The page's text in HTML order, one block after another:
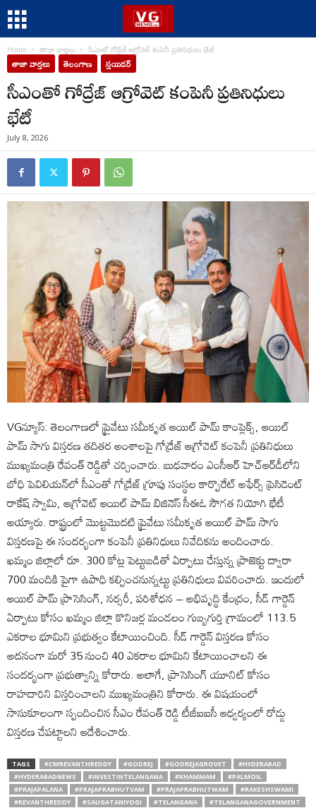
Home తాజా వార్తలు సీఎంతో గోద్రేజ్ ఆగ్రోవెట్ కంపెనీ ప్రతినిధులు భేటీ
తాజా వార్తలు తెలంగాణ స్లయిడర్
సీఎంతో గోద్రేజ్ ఆగ్రోవెట్ కంపెనీ ప్రతినిధులు
భేటీ
July 8, 2026
VGన్యూస్: తెలంగాణలో ప్రైవేటు సమీకృత ఆయిల్ పామ్ కాంప్లెక్స్, ఆయిల్
పామ్ సాగు విస్తరణ తదితర అంశాలపై గోద్రేజ్ ఆగ్రోవెట్ కంపెనీ ప్రతినిధులు
ముఖ్యమంత్రి రేవంత్ రెడ్డితో చర్చించారు. బుధవారం ఎంసీఆర్ హెచ్‌ఆర్‌డీలోని
బోధి పెవిలియన్‌లో సీఎంతో గోద్రేజ్ గ్రూపు సంస్థల కార్పొరేట్ అఫేర్స్ ప్రెసిడెంట్
రాకేష్ స్వామి, ఆగ్రోవెట్ ఆయిల్ పామ్ బిజినెస్ సీఈఓ సౌగత నియోగి భేటీ
అయ్యారు. రాష్ట్రంలో మొట్టమొదటి ప్రైవేటు సమీకృత ఆయిల్ పామ్ సాగు
విస్తరణపై ఈ సందర్భంగా కంపెనీ ప్రతినిధులు నివేదికను అందించారు.
ఖ‌మ్మం జిల్లాలో రూ. 300 కోట్ల పెట్టుబడితో ఏర్పాటు చేస్తున్న ప్రాజెక్టు ద్వారా
700 మందికి పైగా ఉపాధి కల్పించనున్నట్టు ప్రతినిధులు వివరించారు. ఇందులో
ఆయిల్ పామ్ ప్రాసెసింగ్, న‌ర్సరీ, పరిశోధన – అభివృద్ధి కేంద్రం, సీడ్ గార్డెన్
ఏర్పాటు కోసం ఖమ్మం జిల్లా కొనిజ‌ర్ల మండ‌లం గుబ్బగుర్తి గ్రామంలో 113.5
ఎక‌రాల భూమిని ప్రభుత్వం కేటాయించింది. సీడ్ గార్డెన్ విస్తరణ కోసం
అదనంగా మరో 35 నుంచి 40 ఎక‌రాల భూమిని కేటాయించాల‌ని ఈ
సందర్భంగా ప్రభుత్వాన్ని కోరారు. అలాగే, ప్రాసెసింగ్ యూనిట్ కోసం
రాహ‌దారిని విస్తరించాల‌ని ముఖ్యమంత్రిని కోరారు. ఈ విషయంలో
సానుకూలంగా స్పందించిన సీఎం రేవంత్ రెడ్డి టీజీఐఐసీ ఆధ్వర్యంలో రోడ్డు
విస్తర‌ణ చేప‌ట్టాల‌ని ఆదేశించారు.
TAGS #CMREVANTHREDDY #GODREJ #GODREJAGROVET
#HYDERABAD
#HYDERABADNEWS
#INVESTINTELANGANA #KHAMMAM
#PALMOIL
#PRAJAPALANA
#PRAJAPRABHUTVAM #PRAJAPRABHUTWAM
#RAKESHSWAMI
#REVANTHREDDY
#SAUGATANIYOGI #TELANGANA
#TELANGANAGOVERNMENT